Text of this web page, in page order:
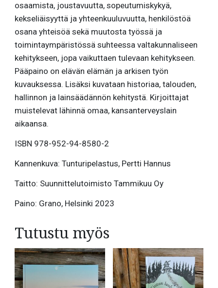
osaamista, joustavuutta, sopeutumiskykyä,
kekseliäisyyttä ja yhteenkuuluvuutta, henkilöstöä
osana yhteisöä sekä muutosta työssä ja
toimintaympäristössä suhteessa valtakunnaliseen
kehitykseen, jopa vaikuttaen tulevaan kehitykseen.
Pääpaino on elävän elämän ja arkisen työn
kuvauksessa. Lisäksi kuvataan historiaa, talouden,
hallinnon ja lainsäädännön kehitystä. Kirjoittajat
muistelevat lähinnä omaa, kansanterveyslain
aikaansa.
ISBN 978-952-94-8580-2
Kannenkuva: Tunturipelastus, Pertti Hannus
Taitto: Suunnittelutoimisto Tammikuu Oy
Paino: Grano, Helsinki 2023
Tutustu myös